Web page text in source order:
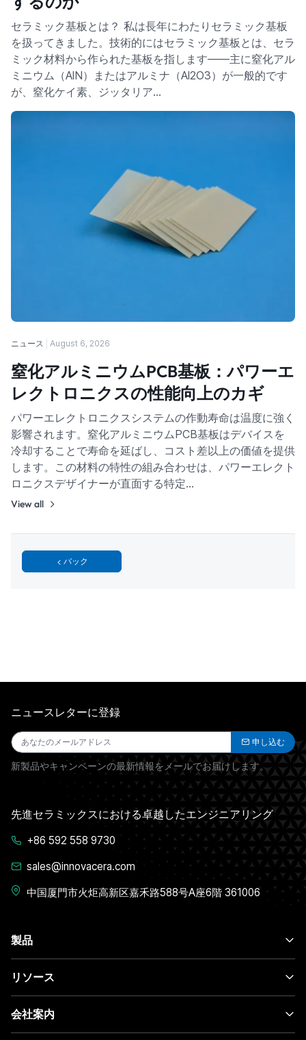
セラミック基板とは？ 私は長年にわたりセラミック基板
を扱ってきました。技術的にはセラミック基板とは、セラ
ミック材料から作られた基板を指します——主に窒化アル
ミニウム（AlN）またはアルミナ（Al2O3）が一般的です
が、窒化ケイ素、ジッタリア…
ニュース August 6, 2026
窒化アルミニウムPCB基板：パワーエ
レクトロニクスの性能向上のカギ
パワーエレクトロニクスシステムの作動寿命は温度に強く
影響されます。窒化アルミニウムPCB基板はデバイスを
冷却することで寿命を延ばし、コスト差以上の価値を提供
します。この材料の特性の組み合わせは、パワーエレクト
ロニクスデザイナーが直面する特定…
View all
バック
製品
リソース
会社案内
ニュースレターに登録
申し込む
新製品やキャンペーンの最新情報をメールでお届けします。
先進セラミックスにおける卓越したエンジニアリング
+86 592 558 9730
sales@innovacera.com
中国厦門市火炬高新区嘉禾路588号A座6階 361006